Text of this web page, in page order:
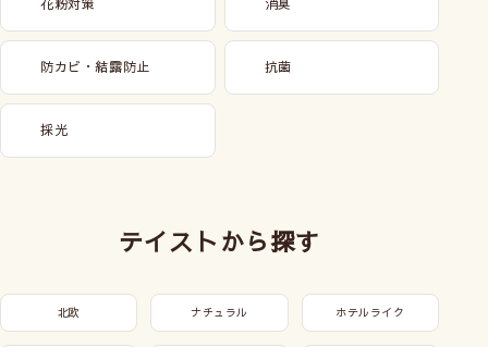
花粉対策 消臭
防カビ・結露防止 抗菌
採光
テイストから探す
北欧 ナチュラル ホテルライク